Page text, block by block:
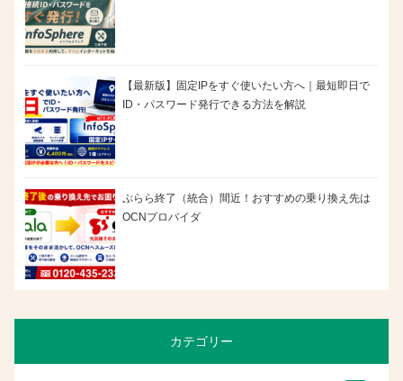
【最新版】固定IPをすぐ使いたい方へ｜最短即日で
ID・パスワード発行できる方法を解説
ぷらら終了（統合）間近！おすすめの乗り換え先は
OCNプロバイダ
カテゴリー